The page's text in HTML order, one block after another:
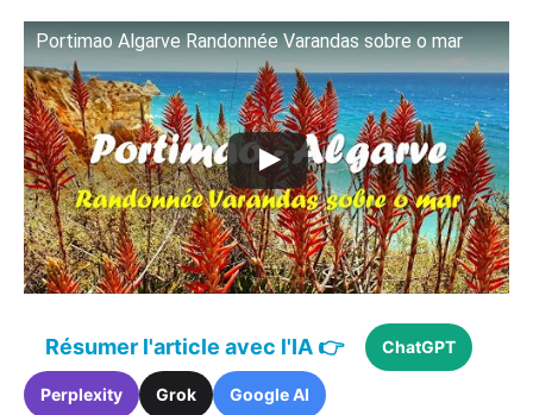
Portimao Algarve Randonnée Varandas sobre o mar
Résumer l'article avec l'IA 👉 ChatGPT
Perplexity Grok Google AI